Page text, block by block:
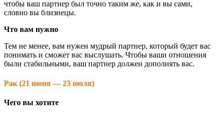
чтобы ваш партнер был точно таким же, как и вы сами,
словно вы близнецы.
Что вам нужно
Тем не менее, вам нужен мудрый партнер, который будет вас
понимать и сможет вас выслушать. Чтобы ваши отношения
были стабильными, ваш партнер должен дополнять вас.
Рак (21 июня — 23 июля)
Чего вы хотите